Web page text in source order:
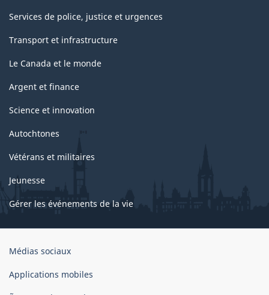
Services de police, justice et urgences
Transport et infrastructure
Le Canada et le monde
Argent et finance
Science et innovation
Autochtones
Vétérans et militaires
Jeunesse
Gérer les événements de la vie
Organisation
gouvernement
Médias sociaux
Applications mobiles